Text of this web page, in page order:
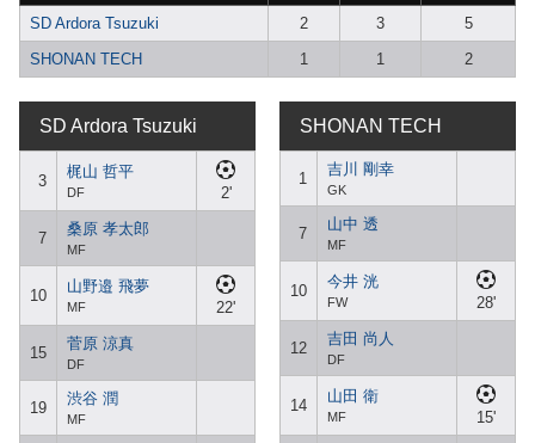
SD Ardora Tsuzuki 2 3
5
SHONAN TECH
1 1 2
SD Ardora Tsuzuki
3
梶山 哲平
DF 2'
7
桑原 孝太郎
MF
10
山野邉 飛夢
MF 22'
15
菅原 涼真
DF
19
渋谷 潤
MF
SHONAN TECH
1
吉川 剛幸
GK
7
山中 透
MF
10
今井 洸
FW 28'
12
吉田 尚人
DF
14
山田 衛
MF 15'